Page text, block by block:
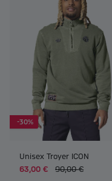
-30%
Unisex Troyer ICON
63,00 €
90,00 €